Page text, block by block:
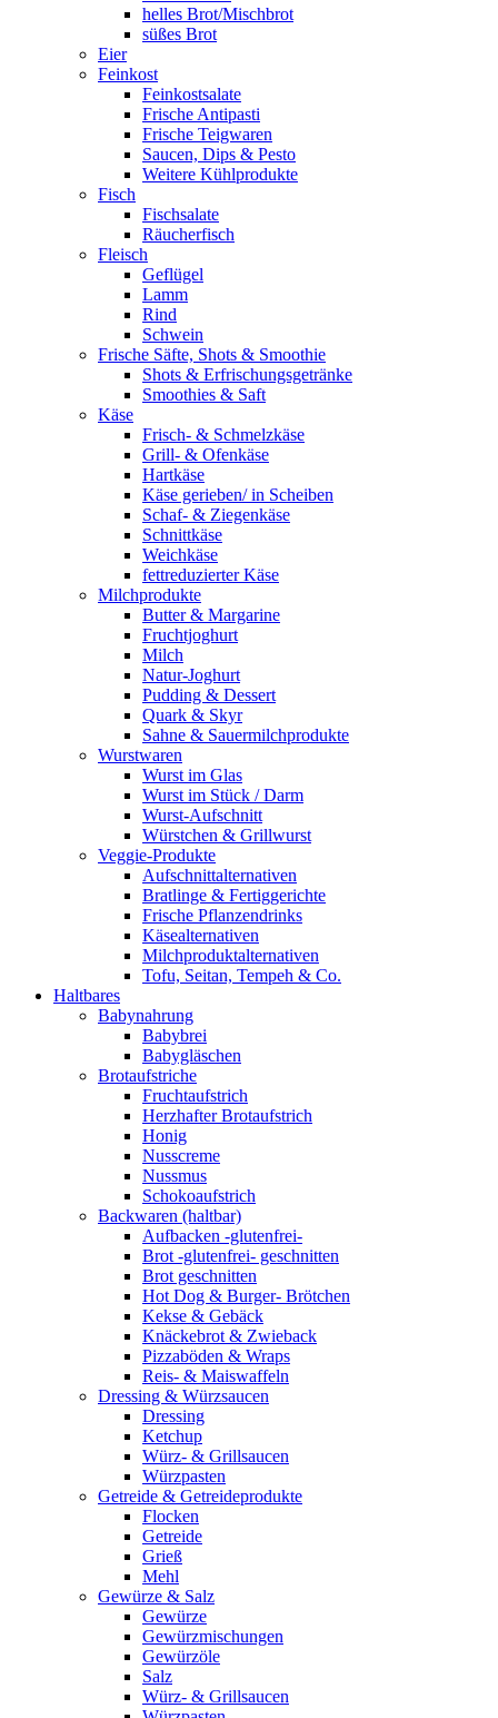
helles Brot/Mischbrot
süßes Brot
Eier
Feinkost
Feinkostsalate
Frische Antipasti
Frische Teigwaren
Saucen, Dips & Pesto
Weitere Kühlprodukte
Fisch
Fischsalate
Räucherfisch
Fleisch
Geflügel
Lamm
Rind
Schwein
Frische Säfte, Shots & Smoothie
Shots & Erfrischungsgetränke
Smoothies & Saft
Käse
Frisch- & Schmelzkäse
Grill- & Ofenkäse
Hartkäse
Käse gerieben/ in Scheiben
Schaf- & Ziegenkäse
Schnittkäse
Weichkäse
fettreduzierter Käse
Milchprodukte
Butter & Margarine
Fruchtjoghurt
Milch
Natur-Joghurt
Pudding & Dessert
Quark & Skyr
Sahne & Sauermilchprodukte
Wurstwaren
Wurst im Glas
Wurst im Stück / Darm
Wurst-Aufschnitt
Würstchen & Grillwurst
Veggie-Produkte
Aufschnittalternativen
Bratlinge & Fertiggerichte
Frische Pflanzendrinks
Käsealternativen
Milchproduktalternativen
Tofu, Seitan, Tempeh & Co.
Haltbares
Babynahrung
Babybrei
Babygläschen
Brotaufstriche
Fruchtaufstrich
Herzhafter Brotaufstrich
Honig
Nusscreme
Nussmus
Schokoaufstrich
Backwaren (haltbar)
Aufbacken -glutenfrei-
Brot -glutenfrei- geschnitten
Brot geschnitten
Hot Dog & Burger- Brötchen
Kekse & Gebäck
Knäckebrot & Zwieback
Pizzaböden & Wraps
Reis- & Maiswaffeln
Dressing & Würzsaucen
Dressing
Ketchup
Würz- & Grillsaucen
Würzpasten
Getreide & Getreideprodukte
Flocken
Getreide
Grieß
Mehl
Gewürze & Salz
Gewürze
Gewürzmischungen
Gewürzöle
Salz
Würz- & Grillsaucen